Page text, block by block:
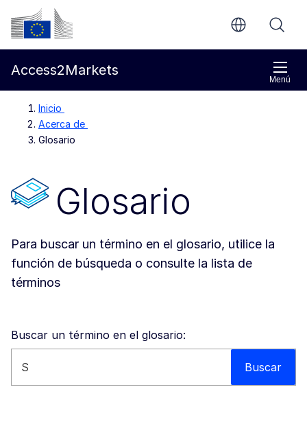
Ir al contenido principal
Comisión Europea
Menú
Access2Markets
Inicio
Acerca de
Glosario
Glosario
Para buscar un término en el glosario, utilice la
función de búsqueda o consulte la lista de
términos
Buscar un término en el glosario:
Buscar en esta web Buscar